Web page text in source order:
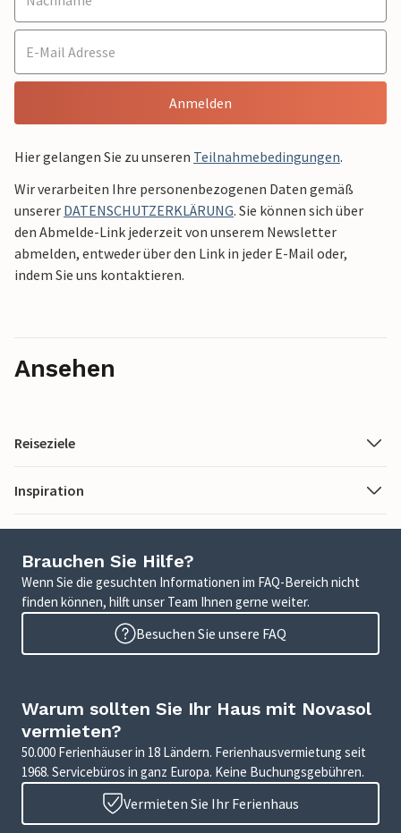
Anmelden
Hier gelangen Sie zu unseren Teilnahmebedingungen.
Wir verarbeiten Ihre personenbezogenen Daten gemäß
unserer DATENSCHUTZERKLÄRUNG. Sie können sich über
den Abmelde-Link jederzeit von unserem Newsletter
abmelden, entweder über den Link in jeder E-Mail oder,
indem Sie uns kontaktieren.
Ansehen
Reiseziele
Inspiration
Brauchen Sie Hilfe?
Wenn Sie die gesuchten Informationen im FAQ-Bereich nicht
finden können, hilft unser Team Ihnen gerne weiter.
Besuchen Sie unsere FAQ
Warum sollten Sie Ihr Haus mit Novasol
vermieten?
50.000 Ferienhäuser in 18 Ländern. Ferienhausvermietung seit
1968. Servicebüros in ganz Europa. Keine Buchungsgebühren.
Vermieten Sie Ihr Ferienhaus